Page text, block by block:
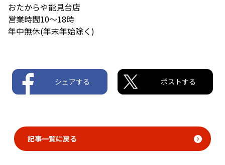
おたからや能見台店
営業時間10〜18時
年中無休(年末年始除く)
シェアする ポストする
記事一覧に戻る